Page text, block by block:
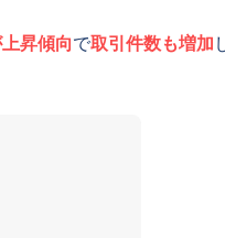
昇傾向で取引件数も増加